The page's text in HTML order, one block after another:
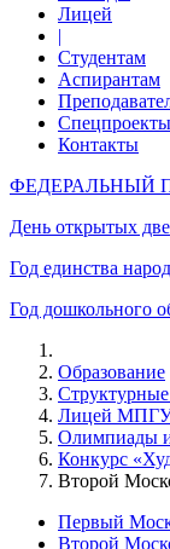
Лицей
|
Студентам
Аспирантам
Спецпроекты
Контакты
ФЕДЕРАЛЬНЫЙ
День открытых
Год единства
Год дошкольного
Образование
Лицей
Олимпиады
Конкурс
Второй
Первый
Второй